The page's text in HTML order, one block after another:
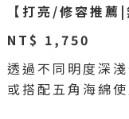
【打亮/修容推薦
NT$ 1,750
透過不同明度深
或搭配五角海綿